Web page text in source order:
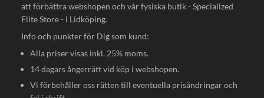
att förbättra webshopen och vår fysiska butik - Specialized
Elite Store - i Lidköping.
Info och punkter för Dig som kund:
Alla priser visas inkl. 25% moms.
14 dagars ångerrätt vid köp i webshopen.
Vi förbehåller oss rätten till eventuella prisändringar och